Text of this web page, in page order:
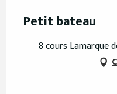
Petit bateau
8 cours Lamarque